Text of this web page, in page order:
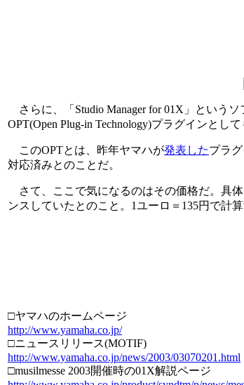
さらに、「Studio Manager for 01X」という
OPT(Open Plug-in Technology)プラグインとして
このOPTとは、昨年ヤマハが発表したプラ
対応済みとのことだ。
さて、ここで気になるのはその価格だ。具体
ンスしていたとのこと。1ユーロ＝135円で計
□ヤマハのホームページ
http://www.yamaha.co.jp/
□ニュースリリース(MOTIF)
http://www.yamaha.co.jp/news/2003/03070201.html
□musilmesse 2003開催時の01X解説ページ